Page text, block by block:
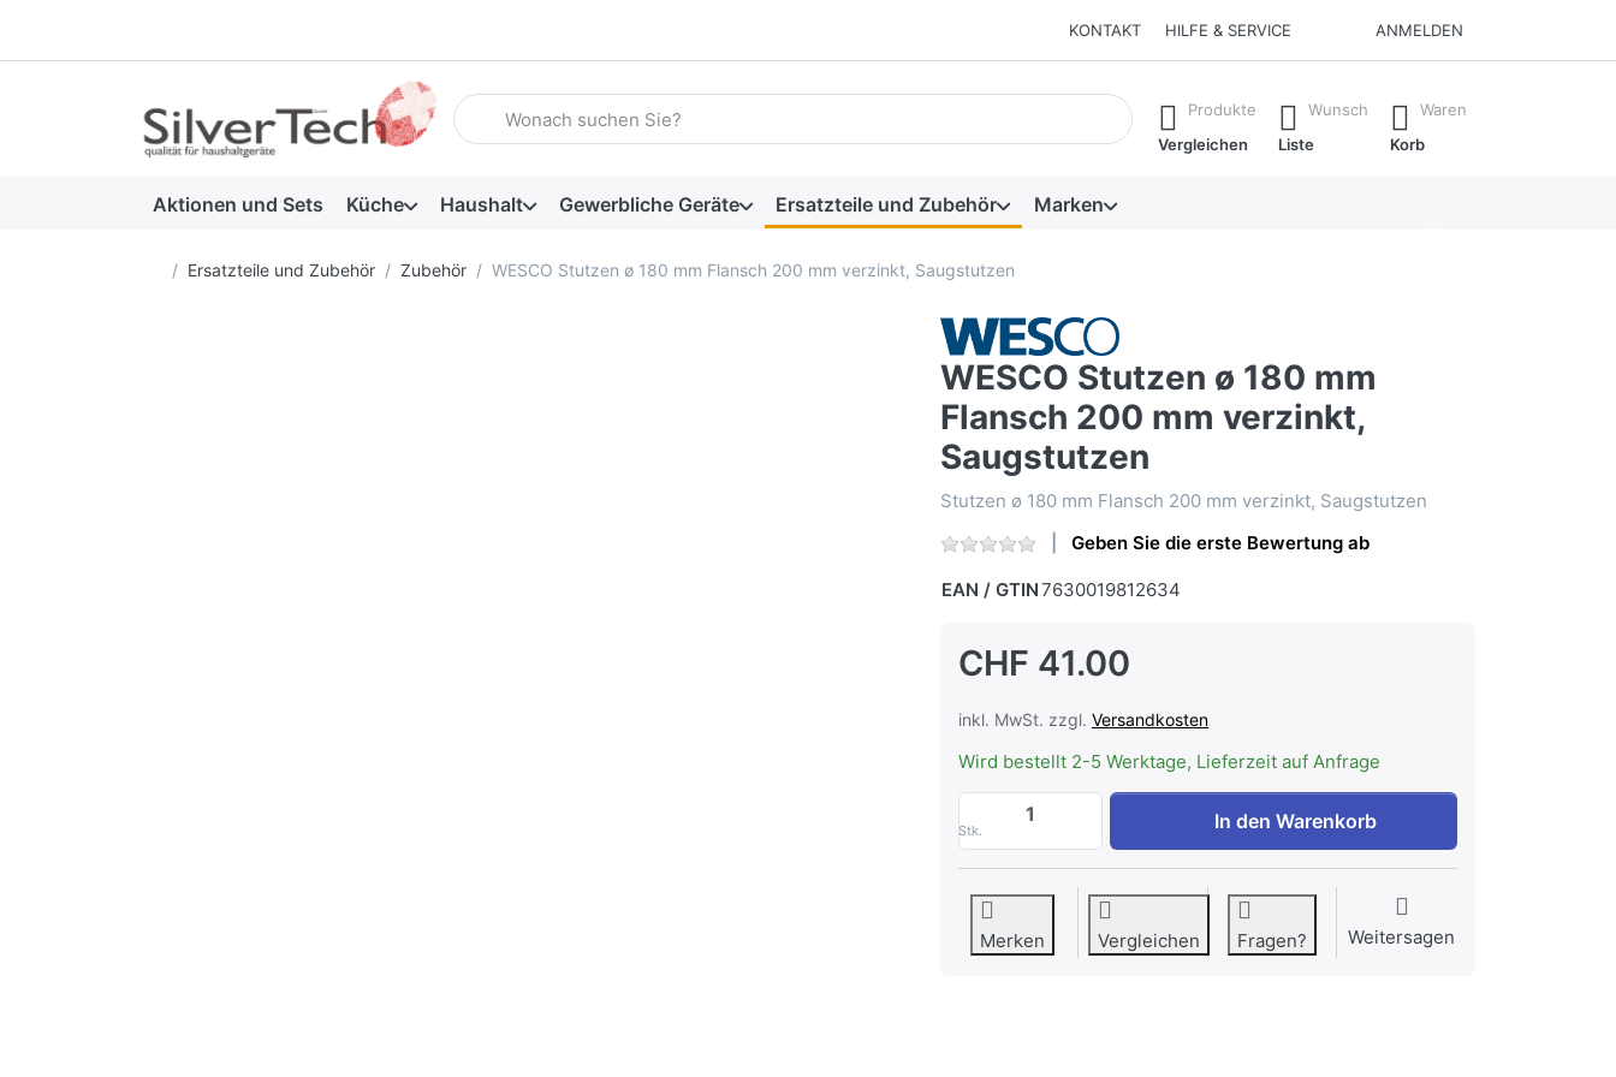
KONTAKT HILFE & SERVICE ANMELDEN
Geben Sie einen Suchbegriff ein. Während Sie tippen, erscheinen automatisch erste Ergebnisse. Drücken Sie die Eingabetaste, um alle
Produkte
Vergleichen
Wunsch
Liste
Waren
Korb
Aktionen und Sets Küche Haushalt Gewerbliche Geräte Ersatzteile und Zubehör Marken
Startseite
Ersatzteile und Zubehör Zubehör WESCO Stutzen ø 180 mm Flansch 200 mm verzinkt, Saugstutzen
WESCO Stutzen ø 180 mm
Flansch 200 mm verzinkt,
Saugstutzen
Stutzen ø 180 mm Flansch 200 mm verzinkt, Saugstutzen
Geben Sie die erste Bewertung ab
EAN / GTIN7630019812634
CHF 41.00
inkl. MwSt. zzgl. Versandkosten
Wird bestellt 2-5 Werktage, Lieferzeit auf Anfrage
Stk.
WESCO Stutzen ø 180 mm Flansch 200 mm verzinkt,
In den Warenkorb
Merken Vergleichen Fragen? Weitersagen